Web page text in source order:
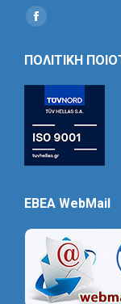
Find us on:
Social
ΠΟΛΙΤΙΚΗ
EBEA WebMail